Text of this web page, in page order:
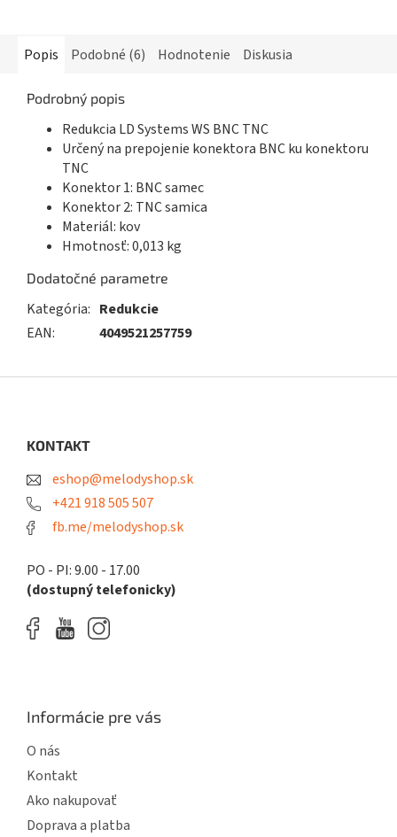
Popis Podobné (6) Hodnotenie Diskusia
Podrobný popis
Redukcia LD Systems WS BNC TNC
Určený na prepojenie konektora BNC ku konektoru
TNC
Konektor 1: BNC samec
Konektor 2: TNC samica
Materiál: kov
Hmotnosť: 0,013 kg
Dodatočné parametre
Kategória: Redukcie
EAN: 4049521257759
KONTAKT
eshop@melodyshop.sk
+421 918 505 507
fb.me/melodyshop.sk
PO - PI: 9.00 - 17.00
(dostupný telefonicky)
Informácie pre vás
O nás
Kontakt
Ako nakupovať
Doprava a platba